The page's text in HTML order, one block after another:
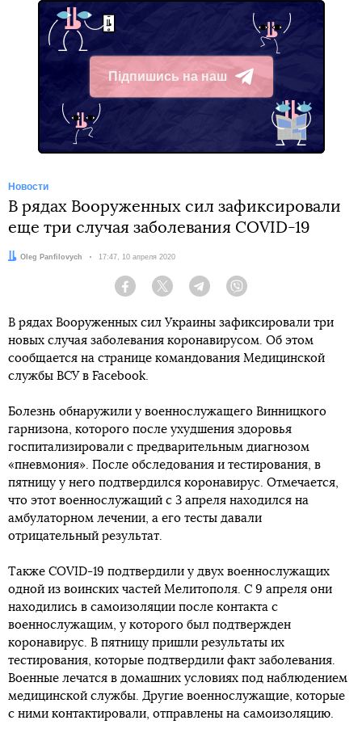
Підпишись на наш
Telegram
Новости
В рядах Вооруженных сил зафиксировали
еще три случая заболевания COVID-19
Автор:
Oleg Panfilovych Дата:
17:47, 10 апреля 2020
Facebook Twitter Telegram
В рядах Вооруженных сил Украины зафиксировали три
новых случая заболевания коронавирусом. Об этом
сообщается на странице командования Медицинской
службы ВСУ в Facebook.
Болезнь обнаружили у военнослужащего Винницкого
гарнизона, которого после ухудшения здоровья
госпитализировали с предварительным диагнозом
«пневмония». После обследования и тестирования, в
пятницу у него подтвердился коронавирус. Отмечается,
что этот военнослужащий с 3 апреля находился на
амбулаторном лечении, а его тесты давали
отрицательный результат.
Также COVID-19 подтвердили у двух военнослужащих
одной из воинских частей Мелитополя. С 9 апреля они
находились в самоизоляции после контакта с
военнослужащим, у которого был подтвержден
коронавирус. В пятницу пришли результаты их
тестирования, которые подтвердили факт заболевания.
Военные лечатся в домашних условиях под наблюдением
медицинской службы. Другие военнослужащие, которые
с ними контактировали, отправлены на самоизоляцию.